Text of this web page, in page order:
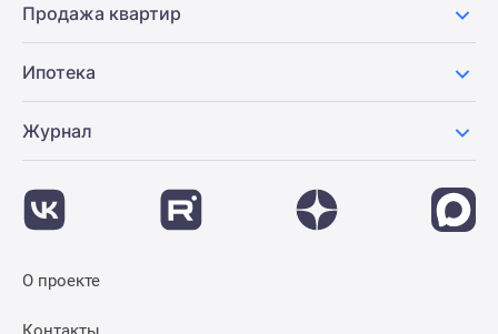
Продажа квартир
Ипотека
Журнал
О проекте